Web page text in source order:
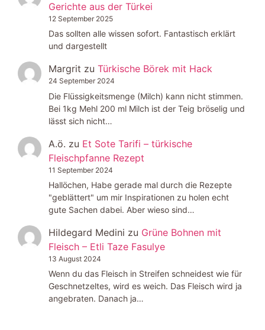
Gerichte aus der Türkei
12 September 2025
Das sollten alle wissen sofort. Fantastisch erklärt
und dargestellt
Margrit zu Türkische Börek mit Hack
24 September 2024
Die Flüssigkeitsmenge (Milch) kann nicht stimmen.
Bei 1kg Mehl 200 ml Milch ist der Teig bröselig und
lässt sich nicht…
A.ö. zu Et Sote Tarifi – türkische
Fleischpfanne Rezept
11 September 2024
Hallöchen, Habe gerade mal durch die Rezepte
"geblättert" um mir Inspirationen zu holen echt
gute Sachen dabei. Aber wieso sind…
Hildegard Medini zu Grüne Bohnen mit
Fleisch – Etli Taze Fasulye
13 August 2024
Wenn du das Fleisch in Streifen schneidest wie für
Geschnetzeltes, wird es weich. Das Fleisch wird ja
angebraten. Danach ja…